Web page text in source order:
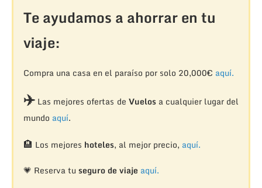
Te ayudamos a ahorrar en tu
viaje:
Compra una casa en el paraíso por solo 20,000€ aquí.
✈️Las mejores ofertas de Vuelosa cualquier lugar del
mundo aquí.
🏨 Los mejores hoteles, al mejor precio, aquí.
💗 Reserva tu seguro de viaje aquí.